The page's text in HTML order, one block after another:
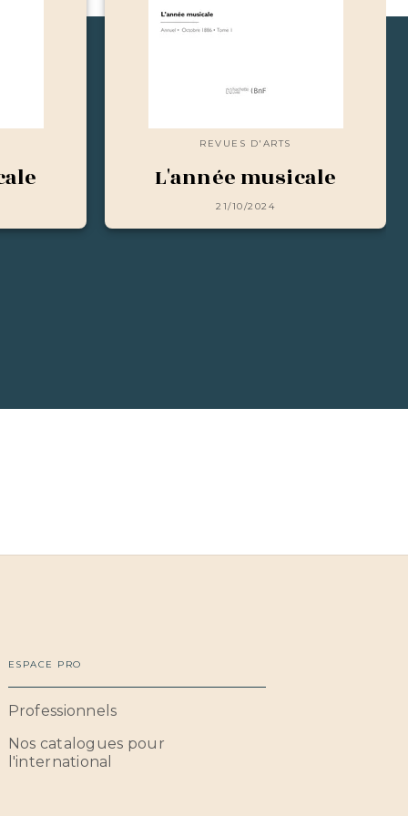
REVUES D'ARTS
L'année musicale
21/10/2024
ESPACE PRO
Professionnels
Nos catalogues pour
l'international